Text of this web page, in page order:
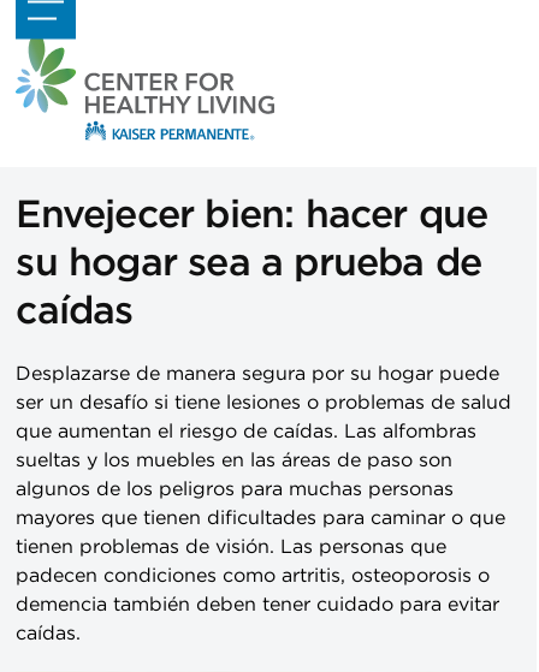
Skip
to
content
Open
mobile
menu
Close
mobile
menu
Envejecer bien: hacer que
su hogar sea a prueba de
caídas
Desplazarse de manera segura por su hogar puede
ser un desafío si tiene lesiones o problemas de salud
que aumentan el riesgo de caídas. Las alfombras
sueltas y los muebles en las áreas de paso son
algunos de los peligros para muchas personas
mayores que tienen dificultades para caminar o que
tienen problemas de visión. Las personas que
padecen condiciones como artritis, osteoporosis o
demencia también deben tener cuidado para evitar
caídas.